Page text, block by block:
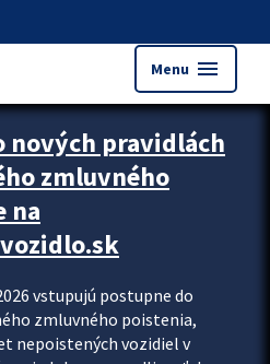
Menu menu
nových pravidlách
zmluvného
na
vstupujú postupne do
zmluvného poistenia,
nepoistených vozidiel v